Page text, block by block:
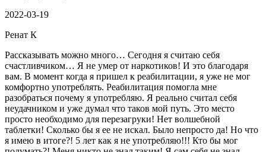
2022-03-19
Ренат К
Рассказывать можно много… Сегодня я считаю себя
счастливчиком… Я не умер от наркотиков! И это благодаря
вам. В момент когда я пришел к реабилитации, я уже не мог
комфортно употреблять. Реабилитация помогла мне
разобраться почему я употребляю. Я реально считал себя
неудачником и уже думал что таков мой путь. Это место
просто необходимо для перезагруки! Нет волшебной
таблетки! Сколько бы я ее не искал. Было непросто да! Но что
я имею в итоге?! 5 лет как я не употребляю!!! Кто бы мог